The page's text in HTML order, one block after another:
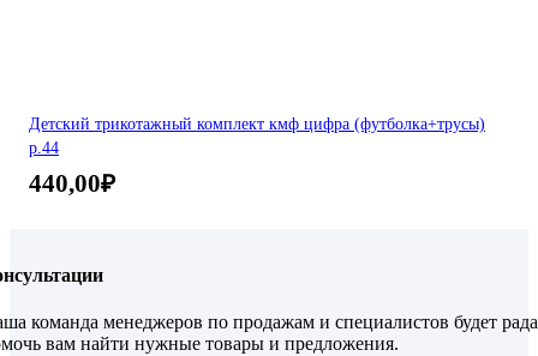
Детский трикотажный комплект кмф цифра (футболка+трусы)
р.44
440,00₽
команда менеджеров по продажам и специалистов будет рада
вам найти нужные товары и предложения.